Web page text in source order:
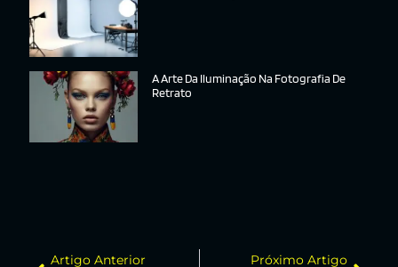
A Arte Da Iluminação Na Fotografia De
Retrato
Artigo Anterior Próximo Artigo